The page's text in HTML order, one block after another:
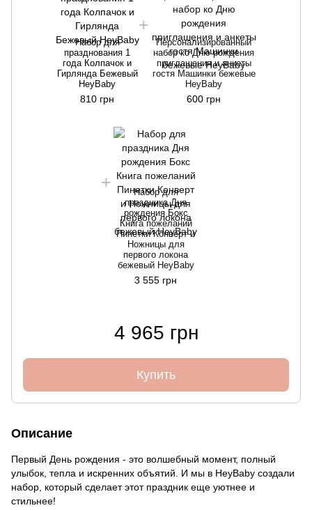
Набор для
празднования 1
года Колпачок и
Гирлянда Бежевый
HeyBaby
810 грн
Персонализированный
набор ко Дню рождения
приглашения и анкеты
гостя Машинки бежевые
HeyBaby
600 грн
Набор для
праздника Дня
рождения Бокс
Книга пожеланий
Пинетки Конверт и
Ножницы для
первого локона
бежевый HeyBaby
3 555 грн
4 965 грн
Купить
Описание
Первый День рождения - это волшебный момент, полный
улыбок, тепла и искренних объятий. И мы в HeyBaby создали
набор, который сделает этот праздник еще уютнее и
стильнее!